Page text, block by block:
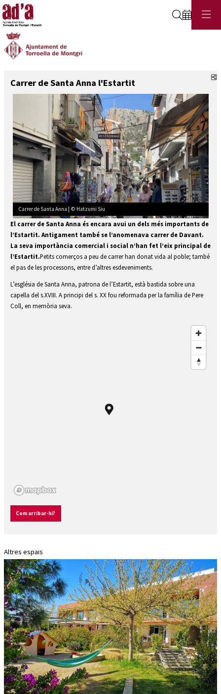
Cerca
Carrer de Santa Anna l'Estartit
Carrer de Santa Anna | © Hatzumi Siu
Diapositiva 1 de 1
El carrer de Santa Anna és encara avui un dels més importants de
l’Estartit. Antigament també se l’anomenava carrer de Davant.
La seva importància comercial i social n’han fet l’eix principal de
l’Estartit.Petits comerços a peu de carrer han donat vida al poble; també
el pas de les processons, entre d’altres esdeveniments.
L’església de Santa Anna, patrona de l’Estartit, està bastida sobre una
capella del s.XVIII. A principi del s. XX fou reformada per la família de Pere
Coll, en memòria seva.
Com arribar-hi?
Altres espais